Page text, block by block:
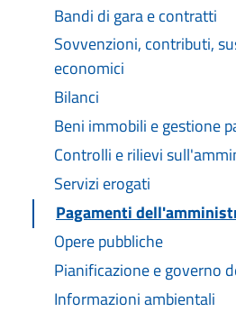
Bandi di gara e contratti
Sovvenzioni, contributi,
economici
Bilanci
Beni immobili e gestione
Controlli e rilievi
Servizi erogati
Pagamenti
Opere pubbliche
Pianificazione e governo
Informazioni ambientali